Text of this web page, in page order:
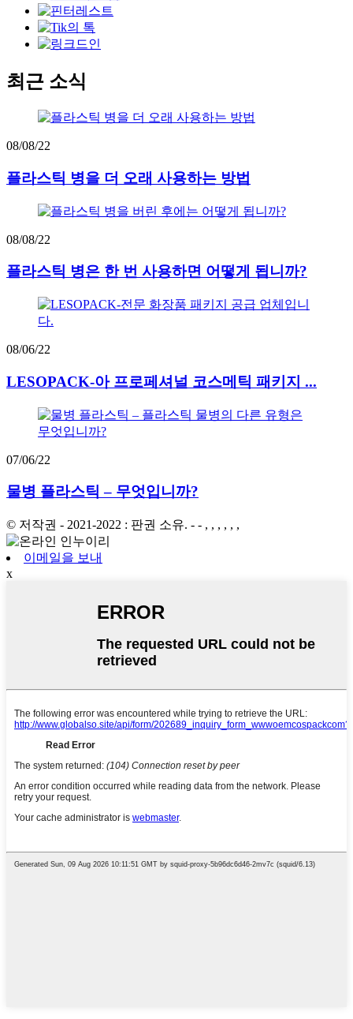
최근 소식
08/08/22
플라스틱 병을 더 오래 사용하는 방법
08/08/22
플라스틱 병은 한 번 사용하면 어떻게 됩니까?
08/06/22
LESOPACK-아 프로페셔널 코스메틱 패키지 ...
07/06/22
물병 플라스틱 – 무엇입니까?
© 저작권 - 2021-2022 : 판권 소유. - - , , , , , ,
이메일을 보내
x